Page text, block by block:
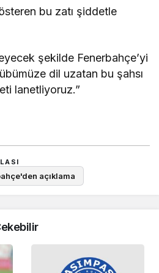
bu zatı şiddetle
şekilde Fenerbahçe’yi
dil uzatan bu şahsı
lanetliyoruz.”
açıklama